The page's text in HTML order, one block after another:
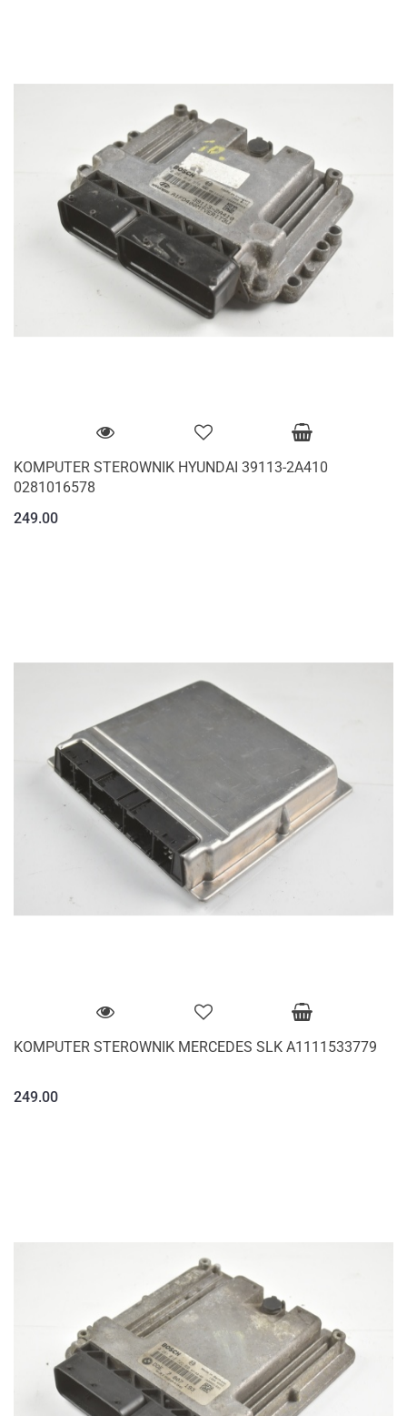
KOMPUTER STEROWNIK HYUNDAI 39113-2A410
0281016578
249.00
KOMPUTER STEROWNIK MERCEDES SLK A1111533779
249.00